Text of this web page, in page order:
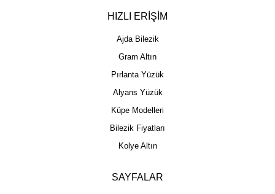
HIZLI ERİŞİM
Ajda Bilezik
Gram Altın
Pırlanta Yüzük
Alyans Yüzük
Küpe Modelleri
Bilezik Fiyatları
Kolye Altın
SAYFALAR